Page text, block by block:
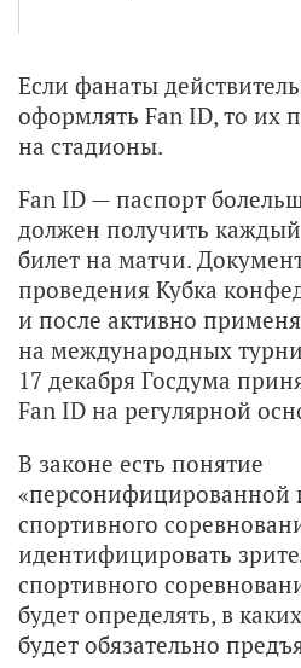
Если фанаты
оформлять Fan ID, то их
на стадионы.
Fan ID — паспорт
должен получить
билет на матчи.
проведения Кубка
и после активно
на международных
17 декабря Госдума
Fan ID на регулярной
В законе есть понятие
«персонифицированной
спортивного
идентифицировать
спортивного
будет определять, в
будет обязательно